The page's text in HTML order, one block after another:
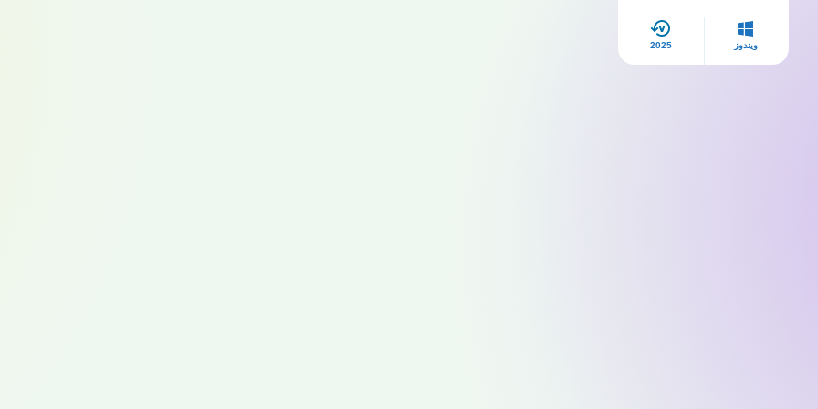
ويندوز 2025